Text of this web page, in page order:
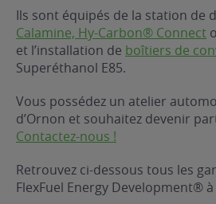
gratuit
?
de mon
Ils sont équipés de la station de
Calamine, Hy-Carbon® Connect
et l’installation de boîtiers de
Superéthanol E85.
Vous possédez un atelier
d’Ornon et souhaitez devenir
Contactez-nous !
Retrouvez ci-dessous tous les
FlexFuel Energy Development®